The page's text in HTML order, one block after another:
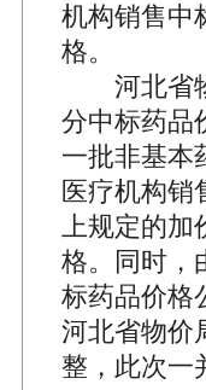
机构销售中
格。
河北省物
分中标药品
一批非基本
医疗机构销
上规定的加
格。同时，
标药品价格
河北省物价
整，此次一